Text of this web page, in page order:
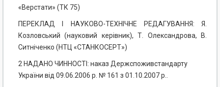
«Верстати» (ТК 75)
ПЕРЕКЛАД І НАУКОВО-ТЕХНІЧНЕ РЕДАГУВАННЯ: Я.
Козловський (науковий керівник), Т. Олександрова, В.
Ситніченко (НТЦ «СТАНКОСЕРТ»)
2 НАДАНО ЧИННОСТІ: наказ Держспоживстандарту
України від 09.06.2006 р. № 161 з 01.10.2007 р..